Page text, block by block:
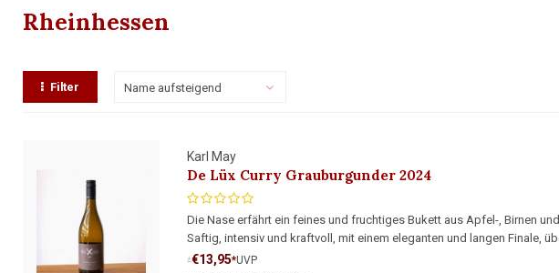
Rheinhessen
Filter Name aufsteigend
Karl May
De Lüx Curry Grauburgunder 2024
Die Nase erfährt ein feines und fruchtiges Bukett aus Apfel-, Birnen
Saftig, intensiv und kraftvoll, mit einem eleganten und langen Finale,
*€13,95*UVP